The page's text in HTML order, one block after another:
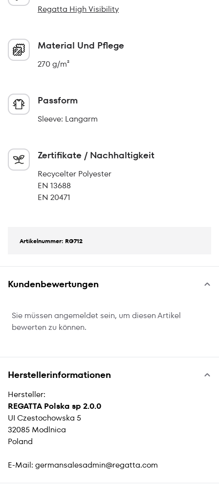
Regatta High Visibility
Material Und Pflege
270 g/m²
Passform
Sleeve: Langarm
Zertifikate / Nachhaltigkeit
Recycelter Polyester
EN 13688
EN 20471
Artikelnummer: RG712
Kundenbewertungen
Sie müssen angemeldet sein, um diesen Artikel
bewerten zu können.
Herstellerinformationen
Hersteller:
REGATTA Polska sp 2.0.0
UI Czestochowska 5
32085 Modlnica
Poland
E-Mail: germansalesadmin@regatta.com